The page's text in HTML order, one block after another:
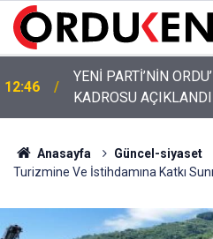
12:46
YENİ PARTİ’NİN
KADROSU AÇIKLANDI
Anasayfa Güncel-siyaset
Turizmine Ve İstihdamına Katkı